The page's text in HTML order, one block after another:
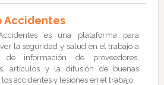
Accidentes
es una plataforma para
la seguridad y salud en el trabajo a
de información de proveedores,
artículos y la difusión de buenas
accidentes y lesiones en el trabajo.